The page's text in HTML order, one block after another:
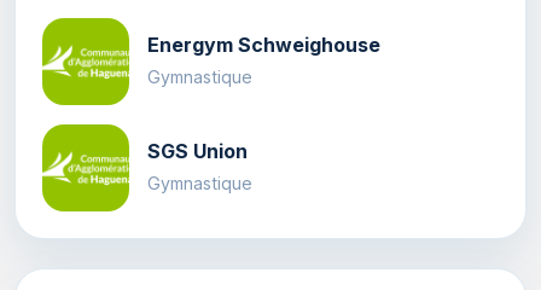
Energym Schweighouse
Gymnastique
SGS Union
Gymnastique